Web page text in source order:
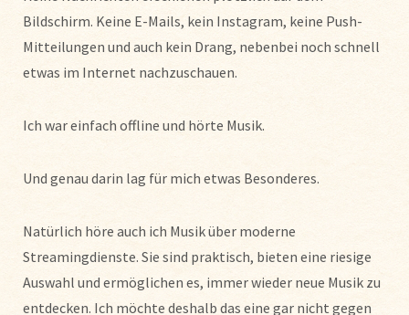
Bildschirm. Keine E-Mails, kein Instagram, keine Push-
Mitteilungen und auch kein Drang, nebenbei noch schnell
etwas im Internet nachzuschauen.
Ich war einfach offline und hörte Musik.
Und genau darin lag für mich etwas Besonderes.
Natürlich höre auch ich Musik über moderne
Streamingdienste. Sie sind praktisch, bieten eine riesige
Auswahl und ermöglichen es, immer wieder neue Musik zu
entdecken. Ich möchte deshalb das eine gar nicht gegen